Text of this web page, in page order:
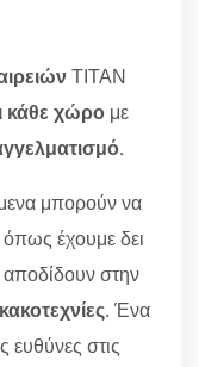
ΤΙΤΑΝ
κάθε χώρο με
.
μπορούν να
έχουμε δει
αποδίδουν στην
. Ένα
ευθύνες στις